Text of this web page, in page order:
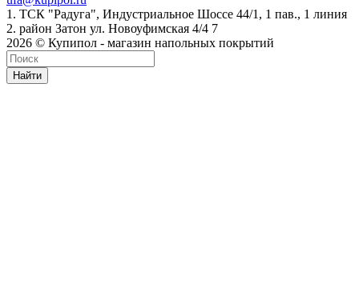
1. ТСК "Радуга", Индустриальное Шоссе 44/1, 1 пав., 1 линия
2. район Затон ул. Новоуфимская 4/4 7
2026 © Купипол - магазин напольных покрытий
Найти